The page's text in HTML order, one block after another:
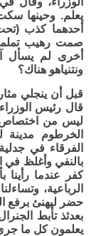
يعلم. وحينها
أحدهما كذب
صمت رهيب
أخرى لم يسأل
ونتنياهو هناك؟
قبل أن ينجلي
قال رئيس الوزراء
ليس من اختصاص
الخرطوم
الفرقاء في
بالنفي وأغلظ
كفر عندما رأينا
الرباعية،
حضر ليهنئ برفع
يعلمون كل ما